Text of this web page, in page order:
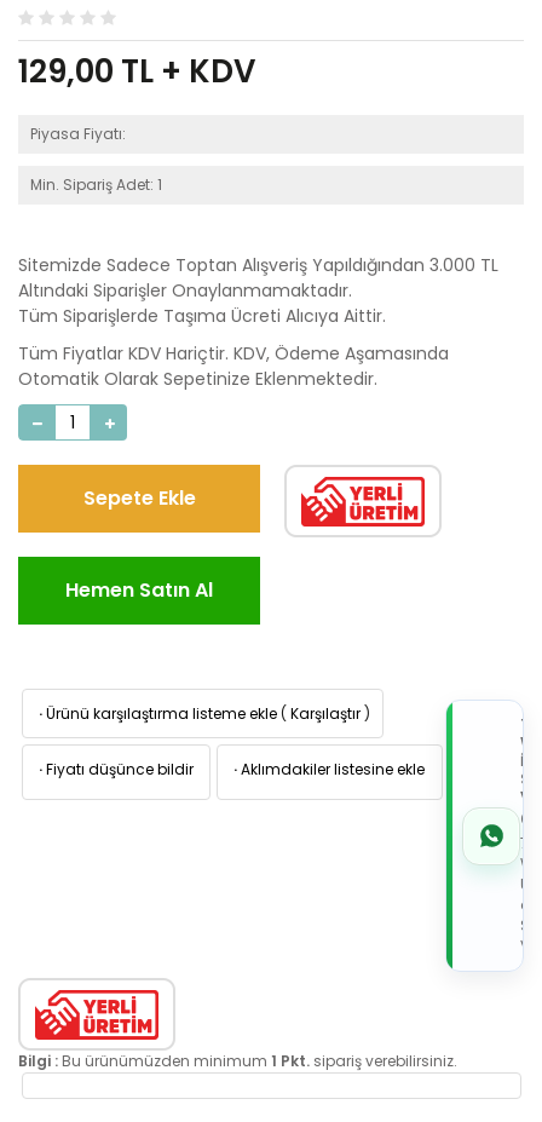
129,00 TL + KDV
Piyasa Fiyatı:
Min. Sipariş Adet: 1
Sitemizde Sadece Toptan Alışveriş Yapıldığından 3.000 TL
Altındaki Siparişler Onaylanmamaktadır.
Tüm Siparişlerde Taşıma Ücreti Alıcıya Aittir.
Tüm Fiyatlar KDV Hariçtir. KDV, Ödeme Aşamasında
Otomatik Olarak Sepetinize Eklenmektedir.
Sepete Ekle
Hemen Satın Al
·Ürünü karşılaştırma listeme ekle ( Karşılaştır )
·Fiyatı düşünce bildir ·Aklımdakiler listesine ekle
İLE
de
Bilgi : Bu ürünümüzden minimum 1 Pkt. sipariş verebilirsiniz.